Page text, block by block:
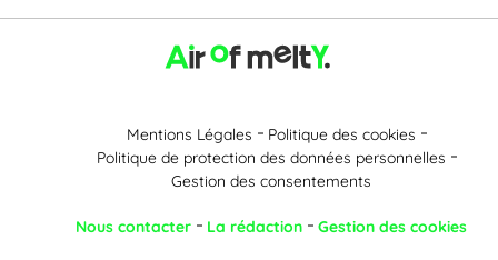
Mentions Légales
Politique des cookies
Politique de protection des données personnelles
Gestion des consentements
Nous contacter La rédaction Gestion des cookies